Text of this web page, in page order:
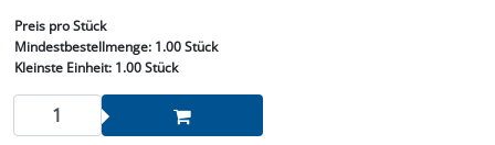
Preis pro Stück
Mindestbestellmenge: 1.00 Stück
Kleinste Einheit:1.00 Stück